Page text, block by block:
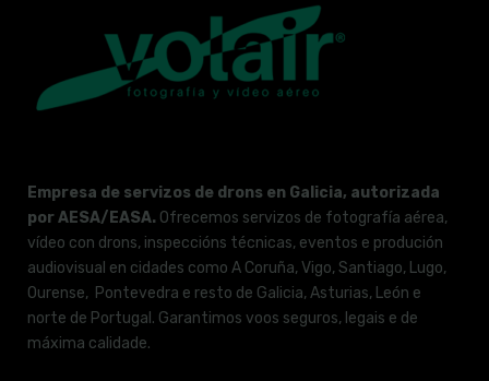
Empresa de servizos de drons en Galicia, autorizada
por AESA/EASA. Ofrecemos servizos de fotografía aérea,
vídeo con drons, inspeccións técnicas, eventos e produción
audiovisual en cidades como A Coruña, Vigo, Santiago, Lugo,
Ourense, Pontevedra e resto de Galicia, Asturias, León e
norte de Portugal. Garantimos voos seguros, legais e de
máxima calidade.